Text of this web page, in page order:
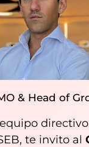
& Head of
te invito al